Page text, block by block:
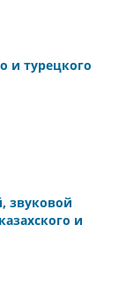
и турецкого
звуковой
и